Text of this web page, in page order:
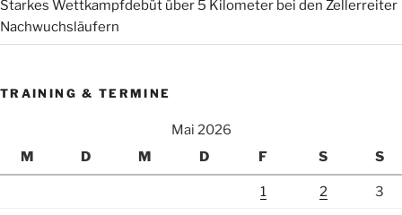
Starkes Wettkampfdebüt über 5 Kilometer bei den Zellerreiter
Nachwuchsläufern
TRAINING & TERMINE
Mai 2026
M
D M D F S S
1 2 3